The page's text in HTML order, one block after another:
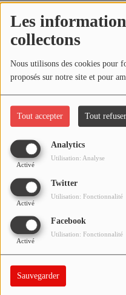
Les
collectons
Nous utilisons des cookies pour
proposés sur notre site et pour
Tout accepter Tout refuser
Analytics
Activé
Utilisation: Analyse
Twitter
Activé
Utilisation: Fonctionnalité
Facebook
Activé
Utilisation: Fonctionnalité
Sauvegarder
NOS PROGRAMMES COURTS
ARCHIVES - SAISONS PASSÉES
PHOTOS
ANNONCEURS & ESPACE
VOTRE PUBLICITÉ SUR
LOCATION DE STUDIOS
ÉDUCATION AUX MÉDIAS ET
L'INFORMATION
EN QUOI ÇA CONSISTE ?
ÉCOUTEZ LES PRODUCTIONS
PARTICIPEZ
Écouter le podcast
Télécharger le podcast
Retrouvez toutes les
officiel !